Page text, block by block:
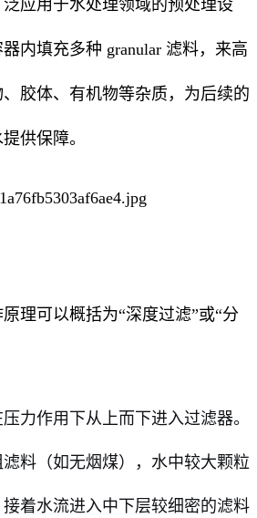
应用于水处理领域的预处理设
内填充多种 granular 滤料，来高
胶体、有机物等杂质，为后续的
供保障。
理可以概括为“深度过滤”或“分
力作用下从上而下进入过滤器。
料（如无烟煤），水中较大颗粒
着水流进入中下层较细密的滤料